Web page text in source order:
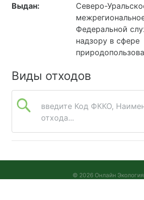
Выдан:
Северо-
Федеральной
надзору в сфере
Виды отходов
введите Код ФККО,
отхода...
© 2026 Онлайн Экология